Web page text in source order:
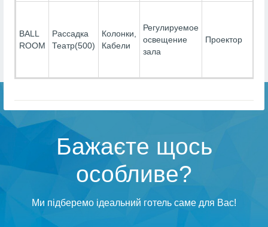
BALL
ROOM
Рассадка
Театр(500)
Колонки,
Кабели
Регулируемое
освещение
зала
Проектор
Бажаєте щось
особливе?
Ми підберемо ідеальний готель саме для Вас!